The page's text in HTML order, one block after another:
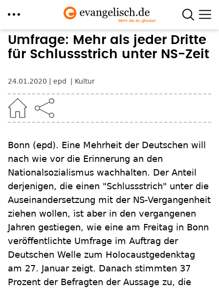
Direkt
zum
Umfrage: Mehr als jeder Dritte
für Schlussstrich unter NS-Zeit
24.01.2020 epd Kultur
Bonn (epd). Eine Mehrheit der Deutschen will
nach wie vor die Erinnerung an den
Nationalsozialismus wachhalten. Der Anteil
derjenigen, die einen "Schlussstrich" unter die
Auseinandersetzung mit der NS-Vergangenheit
ziehen wollen, ist aber in den vergangenen
Jahren gestiegen, wie eine am Freitag in Bonn
veröffentlichte Umfrage im Auftrag der
Deutschen Welle zum Holocaustgedenktag
am 27. Januar zeigt. Danach stimmten 37
Prozent der Befragten der Aussage zu, die